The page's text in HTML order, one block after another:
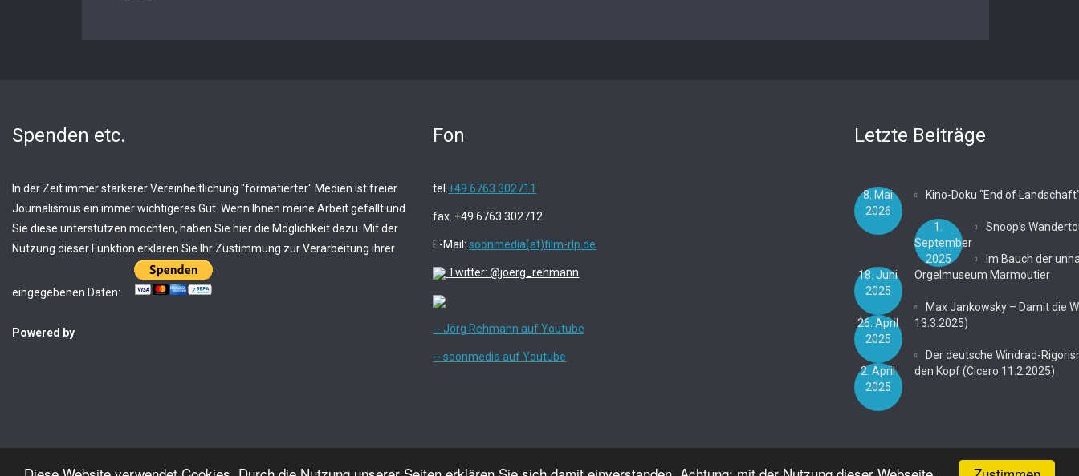
Spenden etc.
In der Zeit immer stärkerer Vereinheitlichung "formatierter" Medien ist freier
Journalismus ein immer wichtigeres Gut. Wenn Ihnen meine Arbeit gefällt und
Sie diese unterstützen möchten, haben Sie hier die Möglichkeit dazu. Mit der
Nutzung dieser Funktion erklären Sie Ihr Zustimmung zur Verarbeitung ihrer
eingegebenen Daten:
Powered by
Fon
tel. +49 6763 302711
fax. +49 6763 302712
E-Mail:soonmedia(at)film-rlp.de
Twitter: @joerg_rehmann
-- Jörg Rehmann auf Youtube
-- soonmedia auf Youtube
Letzte Beiträge
Kino-Doku “End of
8. Mai
2026
Snoop’s
1.
September
2025
Im Bauch der
Orgelmuseum Marmoutier
18. Juni
2025
Max Jankowsky – Damit die
13.3.2025)
26. April
2025
Der deutsche Windrad-
den Kopf (Cicero 11.2.2025)
2. April
2025